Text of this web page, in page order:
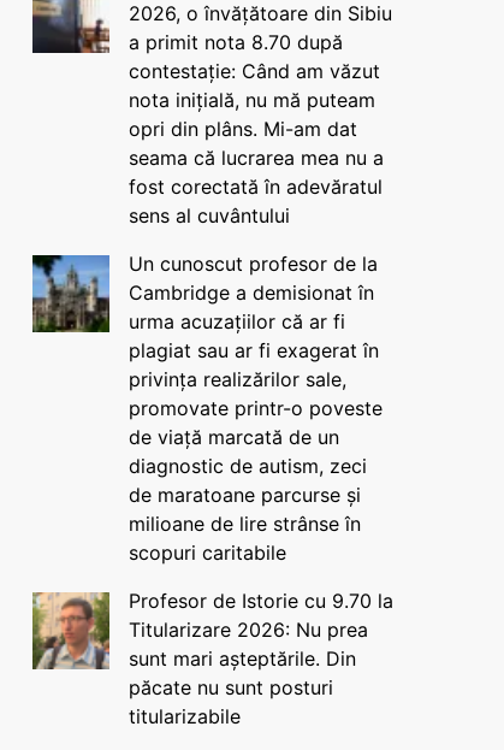
2026, o învățătoare din Sibiu
a primit nota 8.70 după
contestație: Când am văzut
nota inițială, nu mă puteam
opri din plâns. Mi-am dat
seama că lucrarea mea nu a
fost corectată în adevăratul
sens al cuvântului
Un cunoscut profesor de la
Cambridge a demisionat în
urma acuzațiilor că ar fi
plagiat sau ar fi exagerat în
privința realizărilor sale,
promovate printr-o poveste
de viață marcată de un
diagnostic de autism, zeci
de maratoane parcurse și
milioane de lire strânse în
scopuri caritabile
Profesor de Istorie cu 9.70 la
Titularizare 2026: Nu prea
sunt mari așteptările. Din
păcate nu sunt posturi
titularizabile